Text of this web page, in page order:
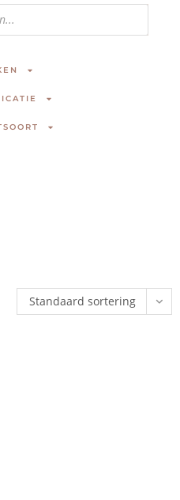
Standaard sortering